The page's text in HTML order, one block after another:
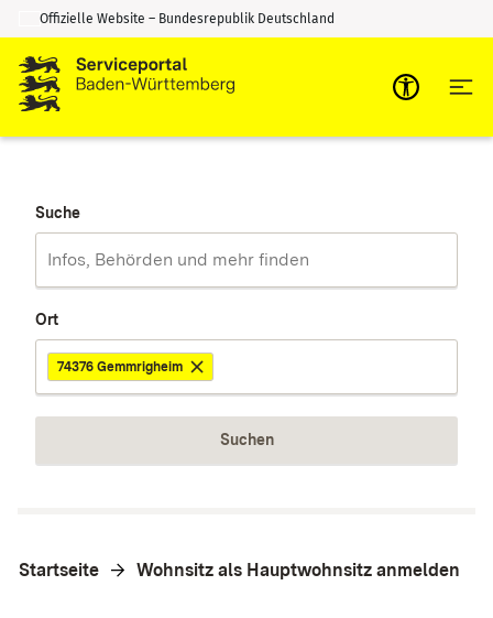
Zum Inhalt springen
Zur Suche springen
Offizielle Website – Bundesrepublik Deutschland
Suche
Ort
74376 Gemmrigheim
Suchen
Startseite Wohnsitz als Hauptwohnsitz anmelden